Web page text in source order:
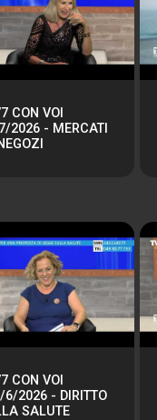
CON VOI
2026 - MERCATI
CON VOI
6/2026 - DIRITTO
SALUTE